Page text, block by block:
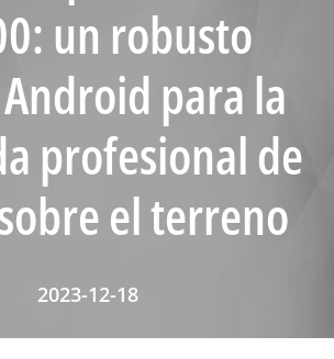
un robusto
para la
profesional de
el terreno
2023-12-18